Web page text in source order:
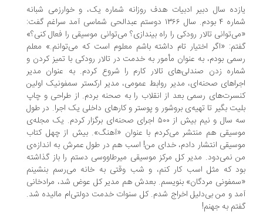
سال دبیر ادبیات هدف روزانه شماره یک، و خوارزمی شبانه
شماره ۴ بودم. سال ۱۳۶۶ دوستم عبدالحی شماسی آمد سراغم گفت:
تالار رودکی را راه بیندازی؟ می‌توانی موسیقی را فعال کنی؟»
«اگر اختیار تام داشته باشم معلوم است که می‌توانم.» معلم
بودم، به عنوان مأمور به خدمت در تالار رودکی با تمیز کردن و
زدن صندلی‌های تالار کارم را شروع کردم. به عنوان مدیر
صحنه‌ای، مدیر روابط عمومی، مدیر ارکستر سمفونیک اولین
رسمی بعد از انقلاب را به صحنه بردم. از طراحی و چاپ
بگیر تا تهیه‌ی بروشور و پوستر و کارهای داخلی یک اجرا. در طول
سه سال و نیم بیش از ۵۰۰ اجرای صحنه‌ای برگزار کردم. یک مجله‌ی
هم منتشر می‌کردم با عنوان «آهنگ». بیش از چهل کتاب
انتشار دادم، خدای من! اسب هم در طول عمرش به اندازه‌ی
نمی‌دود. مدیر کل مرکز موسیقی میرطاووسی دستم را باز گذاشته
که مثل اسب کار کنم، و شب وقتی به خانه می‌رسم بنشینم
مردگان» بنویسم. بعدش هم مدیر کل عوض شد، مرادخانی
و من بی‌دلیل اخراج شدم. کل سنوات خدمت دولتی‌ام مالیده شد.
به جهنم!